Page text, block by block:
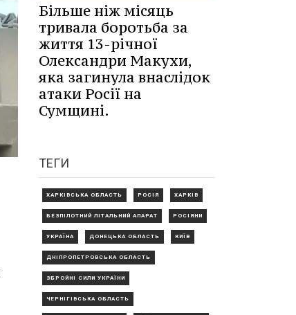
Більше ніж місяць
тривала боротьба за
життя 13-річної
Олександри Макухи,
яка загинула внаслідок
атаки Росії на
Сумщині.
ТЕГИ
ХАРКІВСЬКА ОБЛАСТЬ РОСІЯ ХАРКІВ
БЕЗПІЛОТНИЙ ЛІТАЛЬНИЙ АПАРАТ РОСІЯНИ
УКРАЇНА ДОНЕЦЬКА ОБЛАСТЬ КИЇВ
ДНІПРОПЕТРОВСЬКА ОБЛАСТЬ
ЗБРОЙНІ СИЛИ УКРАЇНИ
ЧЕРНІГІВСЬКА ОБЛАСТЬ